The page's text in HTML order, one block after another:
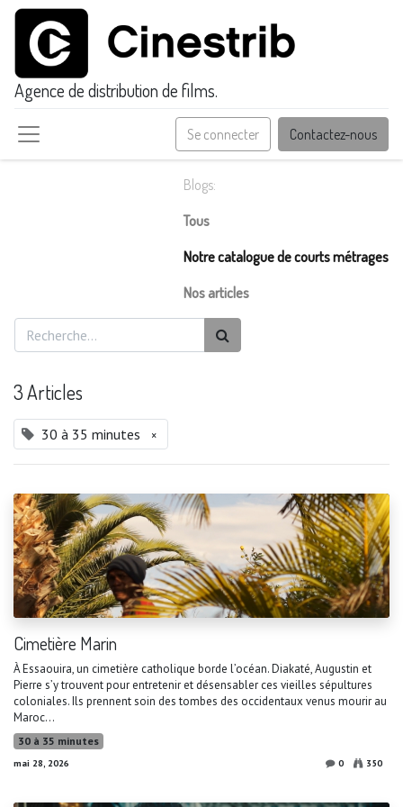
Agence de distribution de films.
Se connecter Contactez-nous
Blogs:
Tous
Notre catalogue de courts métrages
Nos articles
3 Articles
30 à 35 minutes ×
Cimetière Marin
À Essaouira, un cimetière catholique borde l’océan. Diakaté, Augustin et
Pierre s’y trouvent pour entretenir et désensabler ces vieilles sépultures
coloniales. Ils prennent soin des tombes des occidentaux venus mourir au
Maroc...
30 à 35 minutes
mai 28, 2026 0 350